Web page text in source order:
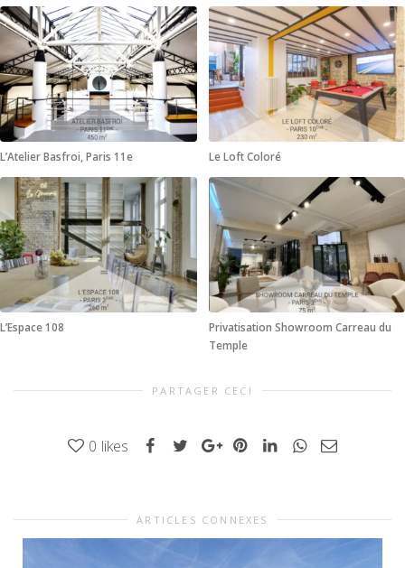
L’Atelier Basfroi, Paris 11e Le Loft Coloré
L’Espace 108
Privatisation Showroom Carreau du
Temple
PARTAGER CECI
0 likes
ARTICLES CONNEXES